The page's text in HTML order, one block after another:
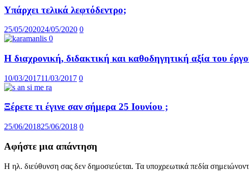
Υπάρχει τελικά λεφτόδεντρο;
25/05/202024/05/2020 0
Η διαχρονική, διδακτική και καθοδηγητική αξία του
10/03/201711/03/2017 0
Ξέρετε τι έγινε σαν σήμερα 25 Ιουνίου ;
25/06/201825/06/2018 0
Αφήστε μια απάντηση
Η ηλ. διεύθυνση σας δεν δημοσιεύεται. Τα υποχρεωτικά πεδία